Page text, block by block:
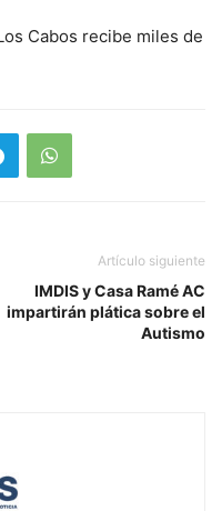
Cabos recibe miles de
Artículo siguiente
IMDIS y Casa Ramé AC
impartirán plática sobre el
Autismo